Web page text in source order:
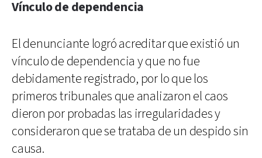
Vínculo de dependencia
El denunciante logró acreditar que existió un
vínculo de dependencia y que no fue
debidamente registrado, por lo que los
primeros tribunales que analizaron el caos
dieron por probadas las irregularidades y
consideraron que se trataba de un despido sin
causa.